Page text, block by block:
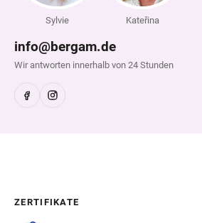
Sylvie Kateřina
info@bergam.de
Wir antworten innerhalb von 24 Stunden
ZERTIFIKATE